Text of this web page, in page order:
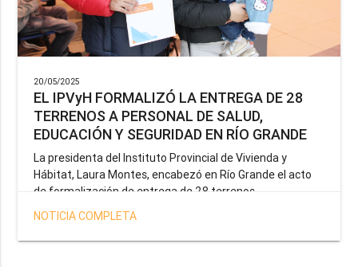
20/05/2025
EL IPVyH FORMALIZÓ LA ENTREGA DE 28
TERRENOS A PERSONAL DE SALUD,
EDUCACIÓN Y SEGURIDAD EN RÍO GRANDE
La presidenta del Instituto Provincial de Vivienda y
Hábitat, Laura Montes, encabezó en Río Grande el acto
de formalización de entrega de 28 terrenos
correspondientes a la operatoria especial anunciada por
el Gobernador Gustavo Melella, la cual tiene como
objetivo brindar una solución habitacional a docentes,
NOTICIA COMPLETA